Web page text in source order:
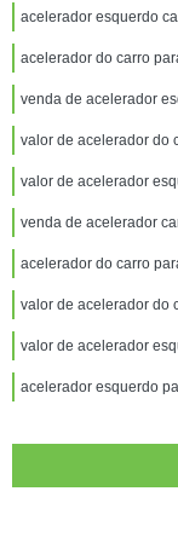
acelerador esquerdo
acelerador do carro
venda de acelerador
valor de acelerador do
valor de acelerador
venda de acelerador
acelerador do carro
valor de acelerador do
valor de acelerador
acelerador esquerdo